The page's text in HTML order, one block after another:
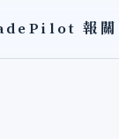
報關